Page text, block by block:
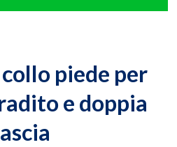
piede per
e doppia